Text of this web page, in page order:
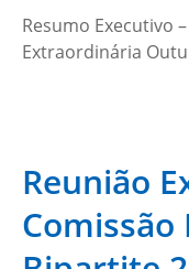
Resumo Executivo
Extraordinária
Reunião